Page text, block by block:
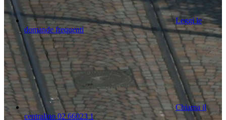
Leggi le
domande frequenti
Chiama il
centralino 02 66023 1